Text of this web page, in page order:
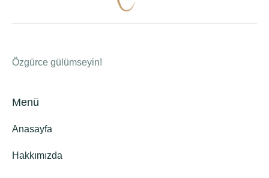
Özgürce gülümseyin!
Menü
Anasayfa
Hakkımızda